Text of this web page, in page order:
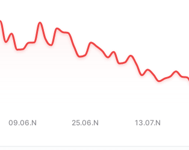
values. Data ranges from 7.3 to 12.39.
09.06.N 25.06.N 13.07.N